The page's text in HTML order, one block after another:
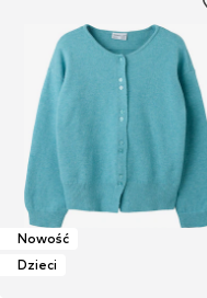
Nowość
Dzieci